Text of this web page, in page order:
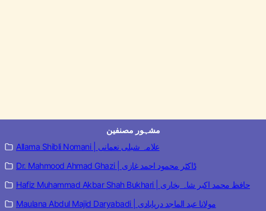
مشہور مصنفین
Allama Shibli Nomani | علامہ شبلی نعمانی
Dr. Mahmood Ahmad Ghazi | ڈاکٹر محمود احمد غازی
Hafiz Muhammad Akbar Shah Bukhari | حافظ محمد اکبر شاہ بخاری
Maulana Abdul Majid Daryabadi | مولانا عبد الماجد دریابادی